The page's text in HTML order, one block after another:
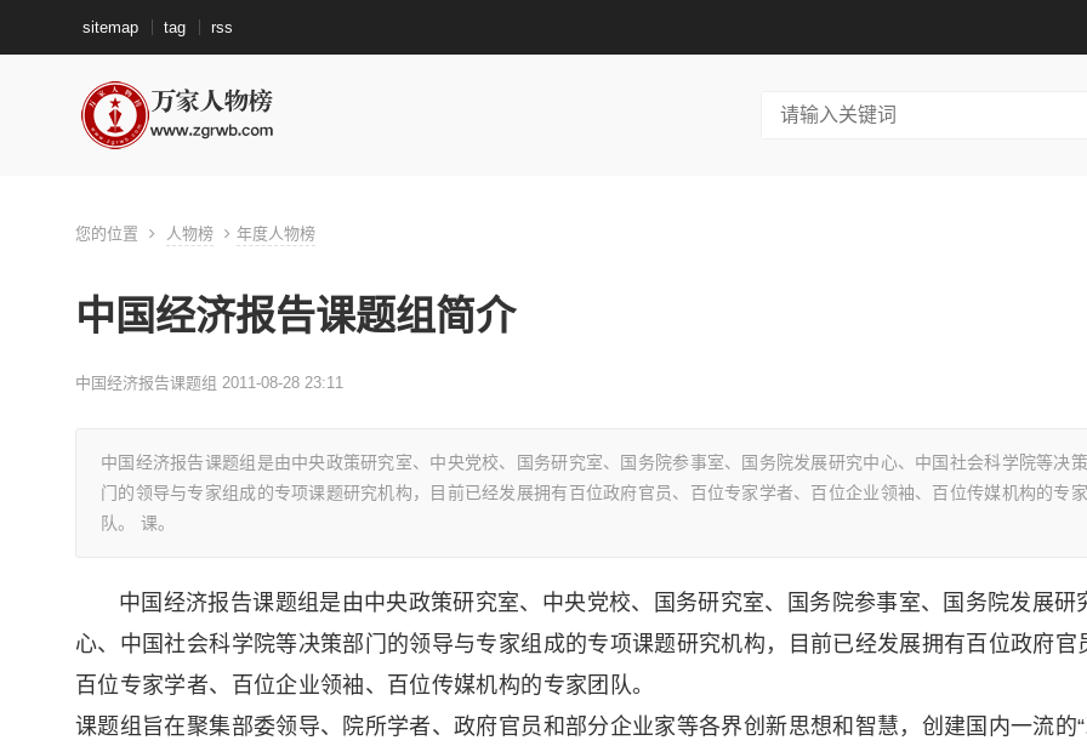
sitemap tag rss
您的位置 人物榜 年度人物榜
中国经济报告课题组简介
中国经济报告课题组 2011-08-28 23:11
中国经济报告课题组是由中央政策研究室、中央党校、国务研究室、国务院参事室、国务院发展研究中心、中国社会科学院等决
门的领导与专家组成的专项课题研究机构，目前已经发展拥有百位政府官员、百位专家学者、百位企业领袖、百位传媒机构的专
队。 课。
中国经济报告课题组是由中央政策研究室、中央党校、国务研究室、国务院参事室、国务院发展研
心、中国社会科学院等决策部门的领导与专家组成的专项课题研究机构，目前已经发展拥有百位政府官
百位专家学者、百位企业领袖、百位传媒机构的专家团队。
课题组旨在聚集部委领导、院所学者、政府官员和部分企业家等各界创新思想和智慧，创建国内一流的